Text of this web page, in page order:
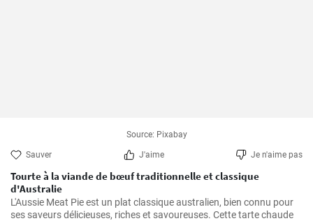
Source: Pixabay
Sauver J'aime Je n'aime pas
Tourte à la viande de bœuf traditionnelle et classique
d'Australie
L'Aussie Meat Pie est un plat classique australien, bien connu pour
ses saveurs délicieuses, riches et savoureuses. Cette tarte chaude